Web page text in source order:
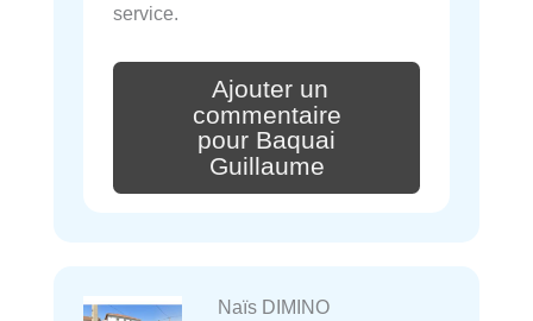
service.
Ajouter un
commentaire
pour Baquai
Guillaume
Naïs DIMINO